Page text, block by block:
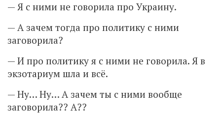
— Я с ними не говорила про Украину.
— А зачем тогда про политику с ними
заговорила?
— И про политику я с ними не говорила. Я в
экзотариум шла и всё.
— Ну… Ну… А зачем ты с ними вообще
заговорила?? А??